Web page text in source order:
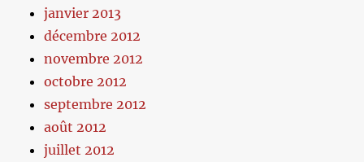
janvier 2013
décembre 2012
novembre 2012
octobre 2012
septembre 2012
août 2012
juillet 2012